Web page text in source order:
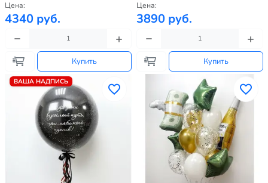
Цена:
4340 руб.
Купить
Цена:
3890 руб.
Купить
ВАША НАДПИСЬ